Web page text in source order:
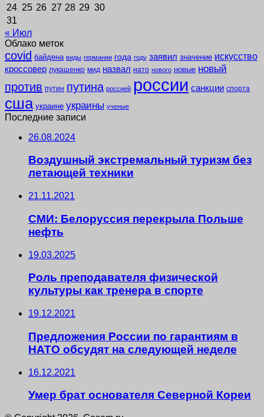
24 25 26 27 28 29 30
31
« Июл
Облако меток
covid байдена виды германии года году заявил значение искусство
кроссовер лукашенко мид назвал нато нового новые новый
против путин путина россией россии санкции спорта
сша украине украины ученые
Последние записи
26.08.2024
Воздушный экстремальный туризм без
летающей техники
21.11.2021
СМИ: Белоруссия перекрыла Польше
нефть
19.03.2025
Роль преподавателя физической
культуры как тренера в спорте
19.12.2021
Предложения России по гарантиям в
НАТО обсудят на следующей неделе
16.12.2021
Умер брат основателя Северной Кореи